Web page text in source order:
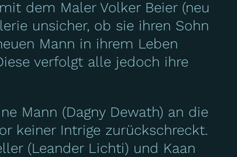
dem Maler Volker Beier (neu
unsicher, ob sie ihren Sohn
Mann in ihrem Leben
verfolgt alle jedoch ihre
Mann (Dagny Dewath) an die
keiner Intrige zurückschreckt.
(Leander Lichti) und Kaan